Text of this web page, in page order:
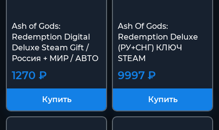
Ash of Gods:
Redemption Digital
Deluxe Steam Gift /
Россия + МИР / АВТО
1270 ₽
Купить
Ash Of Gods:
Redemption Deluxe
(РУ+СНГ) КЛЮЧ
STEAM
9997 ₽
Купить